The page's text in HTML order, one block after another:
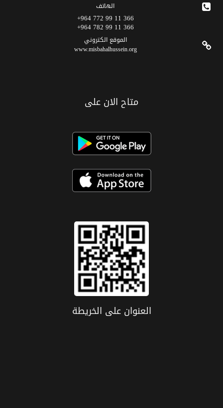
الهاتف
366 11 99 772 964+
366 11 99 782 964+
الموقع الکتروني
www.misbahalhussein.org
متاح الان على
العنوان علی الخریطة